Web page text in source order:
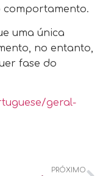
comportamento.
uma única
no entanto,
fase do
geral-
PRÓXIMO